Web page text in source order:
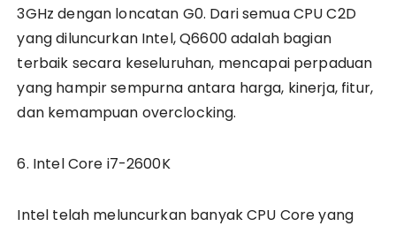
3GHz dengan loncatan G0. Dari semua CPU C2D
yang diluncurkan Intel, Q6600 adalah bagian
terbaik secara keseluruhan, mencapai perpaduan
yang hampir sempurna antara harga, kinerja, fitur,
dan kemampuan overclocking.
6. Intel Core i7-2600K
Intel telah meluncurkan banyak CPU Core yang